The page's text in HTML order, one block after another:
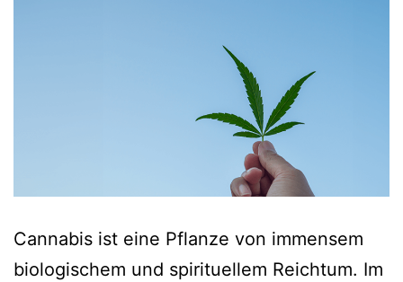
Cannabis ist eine Pflanze von immensem
biologischem und spirituellem Reichtum. Im